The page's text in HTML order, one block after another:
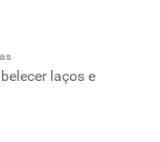
laços e